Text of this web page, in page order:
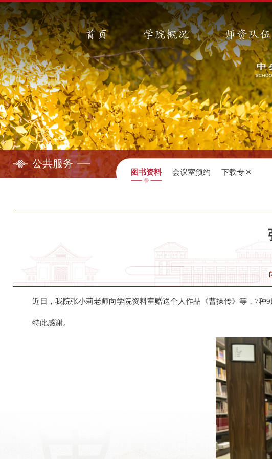
首页 学院概况 师资队伍
公共服务
图书资料 会议室预约 下载专区
近日，我院张小莉老师向学院资料室赠送个人作品《曹操传》等，7种9
特此感谢。